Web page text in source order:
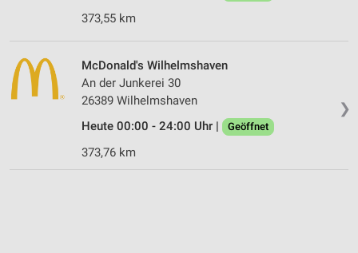
373,55 km
❯
McDonald's Wilhelmshaven
An der Junkerei 30
26389 Wilhelmshaven
Heute 00:00 - 24:00 Uhr |
Geöffnet
373,76 km